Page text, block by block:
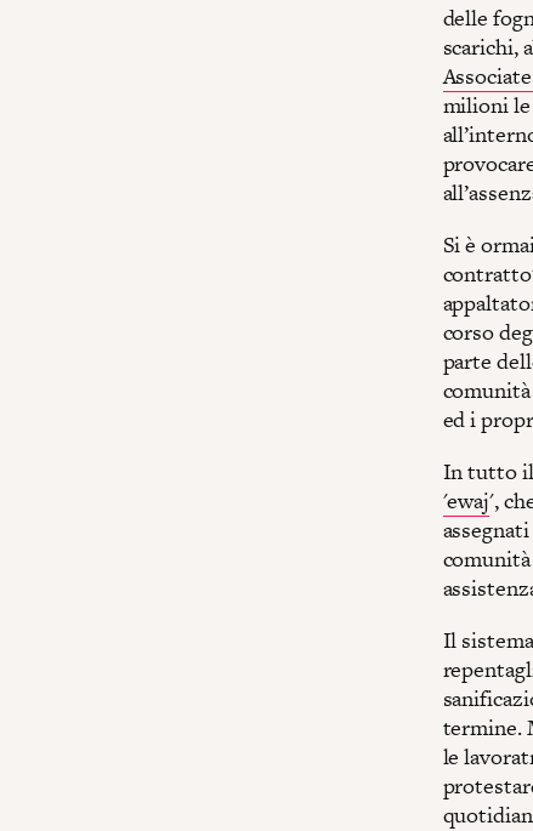
delle
scarichi,
milioni le
Si è
corso
parte
ed i
In tutto il
'ewaj',
Il
termine.
le